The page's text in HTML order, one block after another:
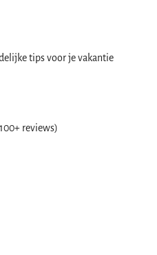
tips voor je vakantie
reviews)